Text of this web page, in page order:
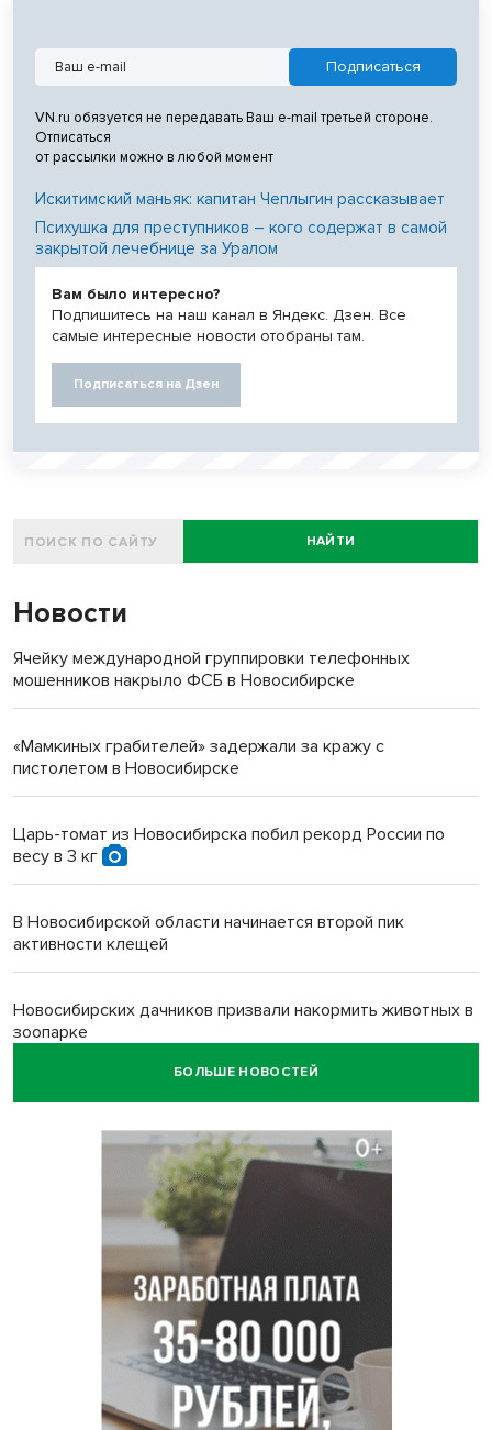
VN.ru обязуется не передавать Ваш e-mail третьей стороне.
Отписаться
от рассылки можно в любой момент
Искитимский маньяк: капитан Чеплыгин рассказывает
Психушка для преступников – кого содержат в самой
закрытой лечебнице за Уралом
Вам было интересно?
Подпишитесь на наш канал в Яндекс. Дзен. Все
самые интересные новости отобраны там.
Подписаться на Дзен
НАЙТИ
Новости
Ячейку международной группировки телефонных
мошенников накрыло ФСБ в Новосибирске
«Мамкиных грабителей» задержали за кражу с
пистолетом в Новосибирске
Царь-томат из Новосибирска побил рекорд России по
весу в 3 кг
В Новосибирской области начинается второй пик
активности клещей
Новосибирских дачников призвали накормить животных в
зоопарке
БОЛЬШЕ НОВОСТЕЙ